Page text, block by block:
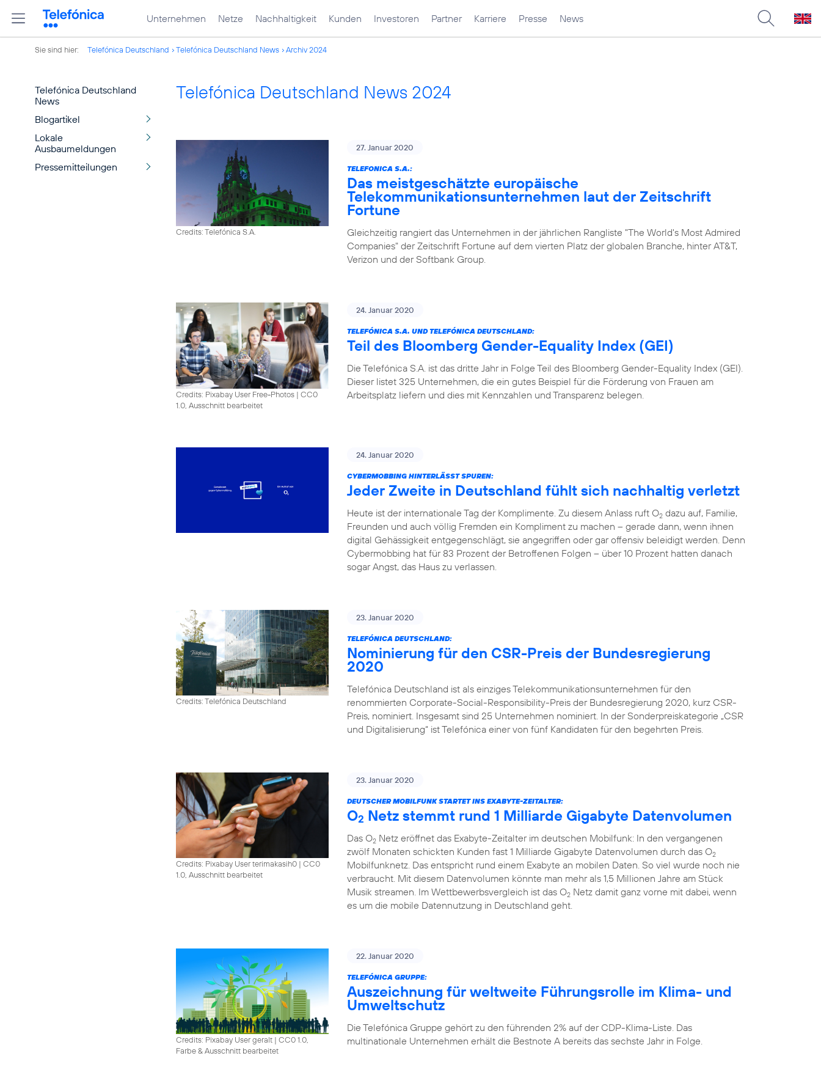
Unternehmen Netze Nachhaltigkeit Kunden Investoren Partner Karriere Presse News
Sie sind hier: Telefónica Deutschland Telefónica Deutschland News Archiv 2024
Telefónica Deutschland
News
Blogartikel
Lokale
Ausbaumeldungen
Pressemitteilungen
Telefónica Deutschland News 2024
Credits: Telefónica S.A.
27. Januar 2020
TELEFONICA S.A.:
Das meistgeschätzte europäische
Telekommunikationsunternehmen laut der Zeitschrift
Fortune
Gleichzeitig rangiert das Unternehmen in der jährlichen Rangliste "The World's Most Admired
Companies" der Zeitschrift Fortune auf dem vierten Platz der globalen Branche, hinter AT&T,
Verizon und der Softbank Group.
Credits: Pixabay User Free-Photos | CC0
1.0, Ausschnitt bearbeitet
24. Januar 2020
TELEFÓNICA S.A. UND TELEFÓNICA DEUTSCHLAND:
Teil des Bloomberg Gender-Equality Index (GEI)
Die Telefónica S.A. ist das dritte Jahr in Folge Teil des Bloomberg Gender-Equality Index (GEI).
Dieser listet 325 Unternehmen, die ein gutes Beispiel für die Förderung von Frauen am
Arbeitsplatz liefern und dies mit Kennzahlen und Transparenz belegen.
24. Januar 2020
CYBERMOBBING HINTERLÄSST SPUREN:
Jeder Zweite in Deutschland fühlt sich nachhaltig verletzt
Heute ist der internationale Tag der Komplimente. Zu diesem Anlass ruft O2 dazu auf, Familie,
Freunden und auch völlig Fremden ein Kompliment zu machen – gerade dann, wenn ihnen
digital Gehässigkeit entgegenschlägt, sie angegriffen oder gar offensiv beleidigt werden. Denn
Cybermobbing hat für 83 Prozent der Betroffenen Folgen – über 10 Prozent hatten danach
sogar Angst, das Haus zu verlassen.
Credits: Telefónica Deutschland
23. Januar 2020
TELEFÓNICA DEUTSCHLAND:
Nominierung für den CSR-Preis der Bundesregierung
2020
Telefónica Deutschland ist als einziges Telekommunikationsunternehmen für den
renommierten Corporate-Social-Responsibility-Preis der Bundesregierung 2020, kurz CSR-
Preis, nominiert. Insgesamt sind 25 Unternehmen nominiert. In der Sonderpreiskategorie „CSR
und Digitalisierung“ ist Telefónica einer von fünf Kandidaten für den begehrten Preis.
Credits: Pixabay User terimakasih0 | CC0
1.0, Ausschnitt bearbeitet
23. Januar 2020
DEUTSCHER MOBILFUNK STARTET INS EXABYTE-ZEITALTER:
O2 Netz stemmt rund 1 Milliarde Gigabyte Datenvolumen
Das O2 Netz eröffnet das Exabyte-Zeitalter im deutschen Mobilfunk: In den vergangenen
zwölf Monaten schickten Kunden fast 1 Milliarde Gigabyte Datenvolumen durch das O2
Mobilfunknetz. Das entspricht rund einem Exabyte an mobilen Daten. So viel wurde noch nie
verbraucht. Mit diesem Datenvolumen könnte man mehr als 1,5 Millionen Jahre am Stück
Musik streamen. Im Wettbewerbsvergleich ist das O2 Netz damit ganz vorne mit dabei, wenn
es um die mobile Datennutzung in Deutschland geht.
Credits: Pixabay User geralt | CC0 1.0,
Farbe & Ausschnitt bearbeitet
22. Januar 2020
TELEFÓNICA GRUPPE:
Auszeichnung für weltweite Führungsrolle im Klima- und
Umweltschutz
Die Telefónica Gruppe gehört zu den führenden 2% auf der CDP-Klima-Liste. Das
multinationale Unternehmen erhält die Bestnote A bereits das sechste Jahr in Folge.